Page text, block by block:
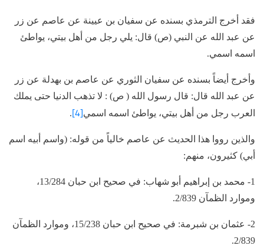
فقد أخرج الترمذي بسنده عن سفيان بن عيينة عن عاصم عن زر
عن عبد الله عن النبي (ص) قال: يلي رجل من أهل بيتي، يواطئ
اسمه اسمي.
وأخرج أيضاً بسنده عن سفيان الثوري عن عاصم بن بهدلة عن زر
عن عبد الله قال: قال رسول الله ( ص) : لا تذهب الدنيا حتى يملك
العرب رجل من أهل بيتي، يواطئ اسمه اسمي[4]
.
والذين رووا هذا الحديث عن عاصم خالياً من قوله: (واسم أبيه اسم
أبي) كثيرون، منهم:
1- محمد بن إبراهيم أبو شهاب: في صحيح ابن حبان 13/284،
وموارد الظمآن 2/839.
2- عثمان بن شبرمة: في صحيح ابن حبان 15/238، وموارد الظمآن
2/839.